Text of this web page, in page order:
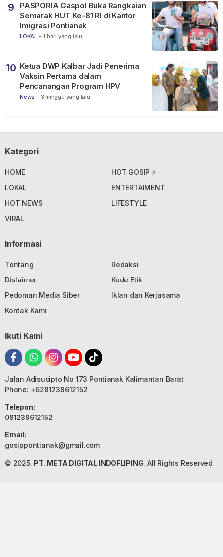
9
PASPORIA Gaspol Buka Rangkaian
Semarak HUT Ke-81 RI di Kantor
Imigrasi Pontianak
LOKAL - 1 hari yang lalu
10 Ketua DWP Kalbar Jadi Penerima
Vaksin Pertama dalam
Pencanangan Program HPV
News - 3 minggu yang lalu
Kategori
HOME
HOT GOSIP ⚡
LOKAL
ENTERTAIMENT
HOT NEWS
LIFESTYLE
VIRAL
Informasi
Tentang
Redaksi
Dislaimer
Kode Etik
Pedoman Media Siber
Iklan dan Kerjasama
Kontak Kami
Ikuti Kami
Jalan Adisucipto No 173 Pontianak Kalimantan Barat
Phone: +6281238612152
Telepon:
081238612152
Email:
gosippontianak@gmail.com
© 2025. PT. META DIGITAL INDOFLIPING. All Rights Reserved